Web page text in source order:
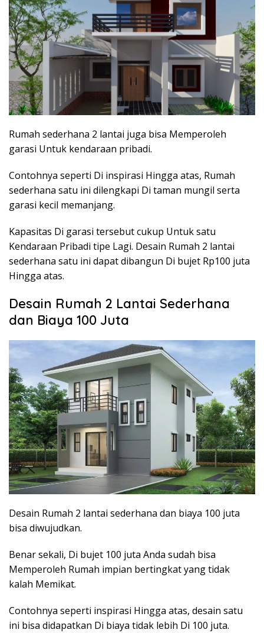
Rumah sederhana 2 lantai juga bisa Memperoleh
garasi Untuk kendaraan pribadi.
Contohnya seperti Di inspirasi Hingga atas, Rumah
sederhana satu ini dilengkapi Di taman mungil serta
garasi kecil memanjang.
Kapasitas Di garasi tersebut cukup Untuk satu
Kendaraan Pribadi tipe Lagi. Desain Rumah 2 lantai
sederhana satu ini dapat dibangun Di bujet Rp100 juta
Hingga atas.
Desain Rumah 2 Lantai Sederhana
dan Biaya 100 Juta
Desain Rumah 2 lantai sederhana dan biaya 100 juta
bisa diwujudkan.
Benar sekali, Di bujet 100 juta Anda sudah bisa
Memperoleh Rumah impian bertingkat yang tidak
kalah Memikat.
Contohnya seperti inspirasi Hingga atas, desain satu
ini bisa didapatkan Di biaya tidak lebih Di 100 juta.